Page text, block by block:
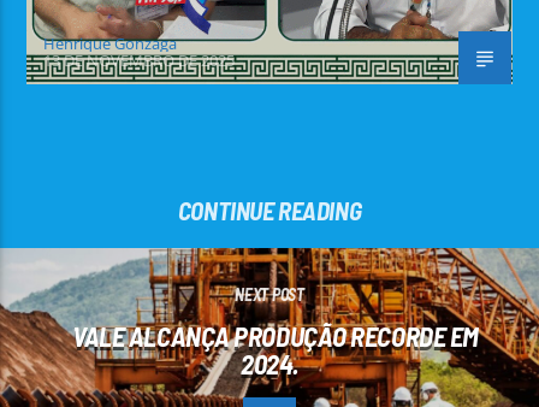
Henrique Gonzaga
13 DE NOVEMBRO DE 2025
CONTINUE READING
NEXT POST
VALE ALCANÇA PRODUÇÃO RECORDE EM
2024.